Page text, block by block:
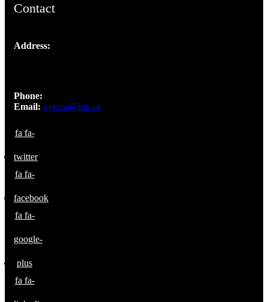
Contact
Address:
Phone:
Email: vyroba@ipk.sk
fa fa-
twitter
fa fa-
facebook
fa fa-
google-
plus
fa fa-